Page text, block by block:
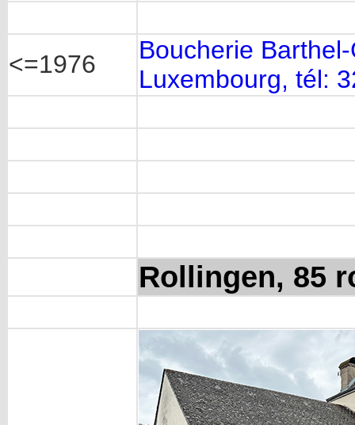
<=1976
Boucherie
Luxembourg, tél:
Rollingen, 85